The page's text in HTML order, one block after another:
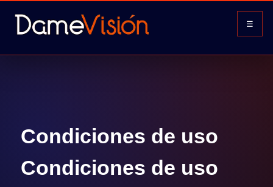
☰
Condiciones de uso
Condiciones de uso